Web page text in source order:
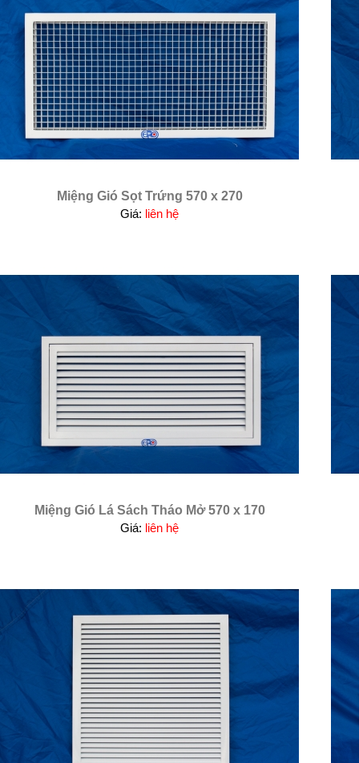
Miệng Gió Sọt Trứng 570 x 270
Giá: liên hệ
Miệng Gió Lá Sách Tháo Mở 570 x 170
Giá: liên hệ